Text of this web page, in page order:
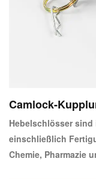
Camlock-
h Kupplung X
Hebelschlösser
einschließlich
Chemie, Pharmazie